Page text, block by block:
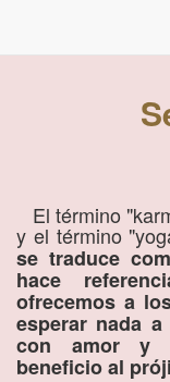
El término
y el término
se traduce
hace
ofrecemos a
esperar nada
con amor y
beneficio al